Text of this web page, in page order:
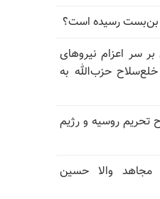
بن‌بست رسیده است؟
بر سر اعزام نیروهای
حزب‌الله به
تحریم روسیه و رژیم
مجاهد والا حسین